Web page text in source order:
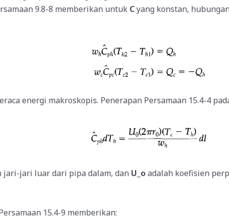
9.8-8 memberikan untuk Cyang konstan, hubungan
energi makroskopis. Penerapan Persamaan 15.4-4
jari-jari luar dari pipa dalam, dan U_oadalah koefisien
15.4-9 memberikan: